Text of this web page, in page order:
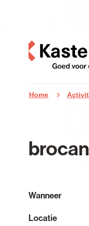
Kasterlee
Home
Wanneer
Locatie